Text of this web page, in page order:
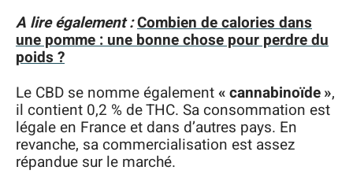
A lire également :Combien de calories dans
une pomme : une bonne chose pour perdre du
poids ?
Le CBD se nomme également« cannabinoïde »,
il contient 0,2 % de THC. Sa consommation est
légale en France et dans d’autres pays. En
revanche, sa commercialisation est assez
répandue sur le marché.